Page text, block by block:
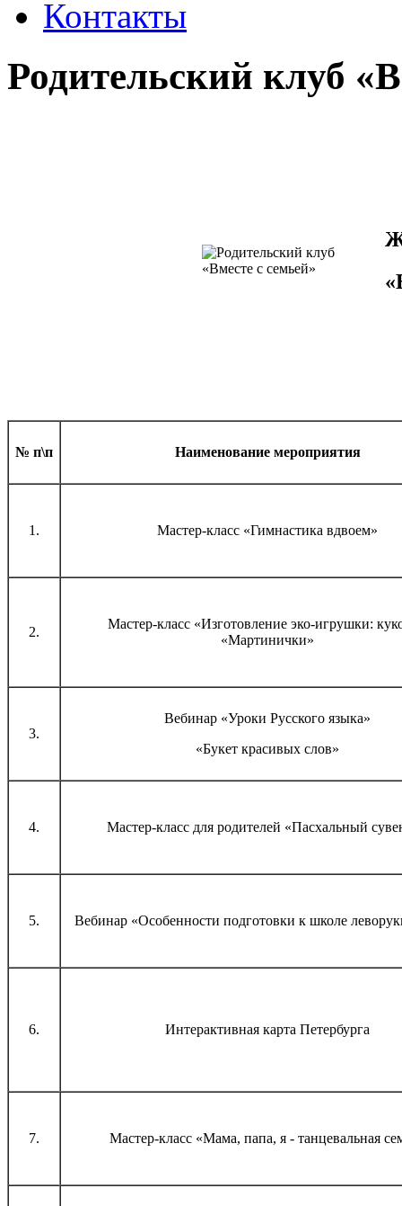
Контакты
Родительский клуб
№ п\п Наименование мероприятия
1. Мастер-класс «Гимнастика вдвоем»
2.
Мастер-класс «Изготовление эко-игрушки:
«Мартинички»
3.
Вебинар «Уроки Русского языка»
«Букет красивых слов»
4. Мастер-класс для родителей «Пасхальный
5. Вебинар «Особенности подготовки к школе
6. Интерактивная карта Петербурга
7. Мастер-класс «Мама, папа, я - танцевальная